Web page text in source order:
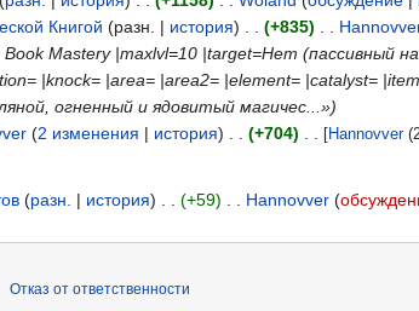
Книгой разн. история +835
Book Mastery |maxlvl=10 |target=Нет (пассивный
|knock= |area= |area2= |element= |catalyst=
огненный и ядовитый магичес...»)
2 изменения история +704 [Hannovver
разн. история +59 Hannovver
Отказ от ответственности